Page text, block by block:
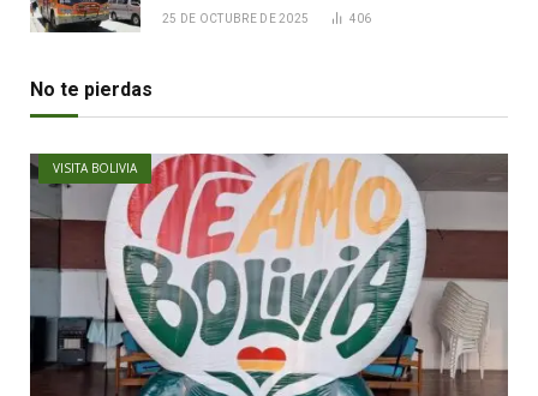
25 DE OCTUBRE DE 2025 406
No te pierdas
VISITA BOLIVIA